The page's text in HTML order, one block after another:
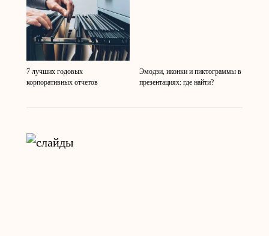
7 лучших годовых
корпоративных отчетов
Эмодзи, иконки и пиктограммы в
презентациях: где найти?